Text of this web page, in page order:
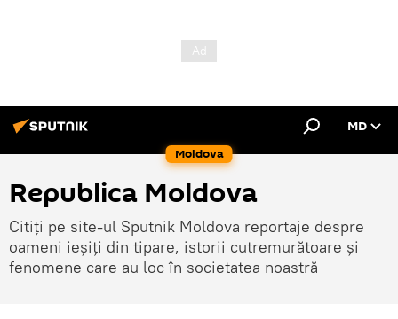
Moldova
MD
Republica Moldova
Citiți pe site-ul Sputnik Moldova reportaje despre
oameni ieșiți din tipare, istorii cutremurătoare și
fenomene care au loc în societatea noastră